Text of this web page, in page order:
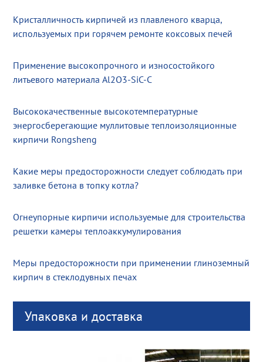
Кристалличность кирпичей из плавленого кварца,
используемых при горячем ремонте коксовых печей
Применение высокопрочного и износостойкого
литьевого материала Al2O3-SiC-C
Высококачественные высокотемпературные
энергосберегающие муллитовые теплоизоляционные
кирпичи Rongsheng
Какие меры предосторожности следует соблюдать при
заливке бетона в топку котла?
Огнеупорные кирпичи используемые для строительства
решетки камеры теплоаккумулирования
Меры предосторожности при применении глиноземный
кирпич в стеклодувных печах
Упаковка и доставка